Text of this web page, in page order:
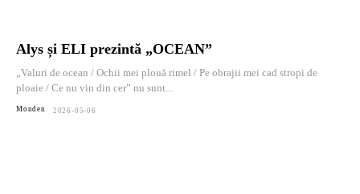
Alys și ELI prezintă „OCEAN”
„Valuri de ocean / Ochii mei plouă rimel / Pe obrajii mei cad stropi de
ploaie / Ce nu vin din cer” nu sunt...
Monden 2026-05-06